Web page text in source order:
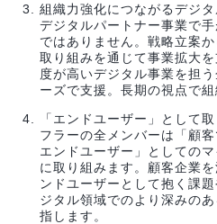
組織力強化につながるデジ
デジタルパートナー事業で
ではありません。戦略立案
取り組みを通じて事業拡大
度が高いデジタル事業を担
ーズで支援。長期の視点で
「エンドユーザー」として
フラーの全メンバーは「顧
エンドユーザー」としての
に取り組みます。顧客企業
ンドユーザーとして抱く課
ジタル領域でのより深みの
指します。